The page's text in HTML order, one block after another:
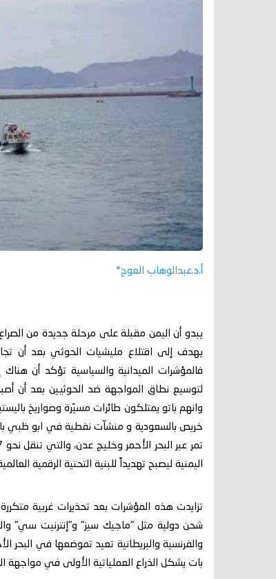
أ.د.عبدالوهاب العوج*
يبدو أن اليمن مقبلة على مرحلة جديدة من
يهدف إلى اقتلاع مليشيات الحوثي بعد أن
فالمؤشرات الميدانية والسياسية تؤكد أن هناك
لتوسيع نطاق المواجهة ضد الحوثيين بعد أن
وانهم باتو يمتلكون طائرات مسيّرة وصواريخ
خريص بالسعودية و منشآت نفطية في ابو ظبي
اليمنية ليصبح تهديداً للبنية التحتية الرقمية
تزايدت هذه المؤشرات بعد تحذيرات غربية
شحن دولية مثل "ماجيك سيز" و"إنترنيت سي"
والفرنسية والبريطانية تعيد تموضعها في
بات يشكل الذراع العملياتية الأولى في مواجهة